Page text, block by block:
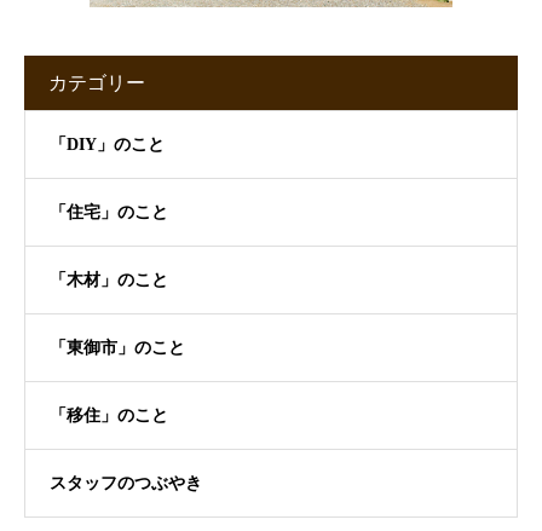
カテゴリー
「DIY」のこと
「住宅」のこと
「木材」のこと
「東御市」のこと
「移住」のこと
スタッフのつぶやき